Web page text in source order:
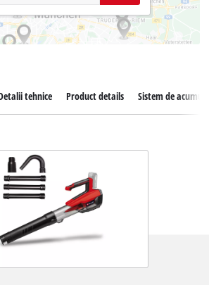
tehnice Product details Sistem de